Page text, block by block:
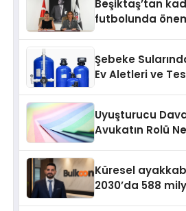
Beşiktaş’tan
futbolunda
Gündoğdu kulüp
geleceğe
Şebeke
Ev Aletleri ve
Uyuşturucu
Avukatın Rolü
Küresel
2030’da 588